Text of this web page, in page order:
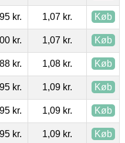
kr. 1,07 kr. Køb
kr. 1,07 kr. Køb
kr. 1,08 kr. Køb
kr. 1,09 kr. Køb
kr. 1,09 kr. Køb
kr. 1,09 kr. Køb